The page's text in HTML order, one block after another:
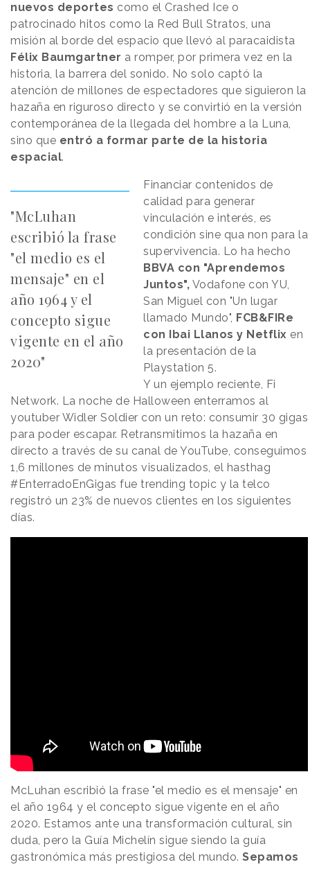
nuevos deportes como el Crashed Ice o
patrocinado hitos como la Red Bull Stratos, una
misión al borde del espacio que llevó al paracaidista
Félix Baumgartner a romper, por primera vez en la
historia, la barrera del sonido. No solo captó la
atención de millones de espectadores que siguieron la
hazaña en riguroso directo y se convirtió en la versión
contemporánea de la llegada del hombre a la Luna,
sino que entró a formar parte de la historia
espacial.
"McLuhan
escribió la frase
"el medio es el
mensaje" en el
año 1964 y el
concepto sigue
vigente en el año
2020"
Financiar contenidos de
calidad para generar
vinculación e interés, es
condición sine qua non para la
supervivencia. Lo ha hecho
BBVA con "Aprendemos
Juntos", Vodafone con YU,
San Miguel con "Un lugar
llamado Mundo", FCB&FIRe
con Ibai Llanos y Netflix en
la presentación de la
Playstation 5.
Y un ejemplo reciente, Fi
Network. La noche de Halloween enterramos al
youtuber Widler Soldier con un reto: consumir 30 gigas
para poder escapar. Retransmitimos la hazaña en
directo a través de su canal de YouTube, conseguimos
1,6 millones de minutos visualizados, el hasthag
#EnterradoEnGigas fue trending topic y la telco
registró un 23% de nuevos clientes en los siguientes
días.
McLuhan escribió la frase "el medio es el mensaje" en
el año 1964 y el concepto sigue vigente en el año
2020. Estamos ante una transformación cultural, sin
duda, pero la Guía Michelín sigue siendo la guía
gastronómica más prestigiosa del mundo. Sepamos